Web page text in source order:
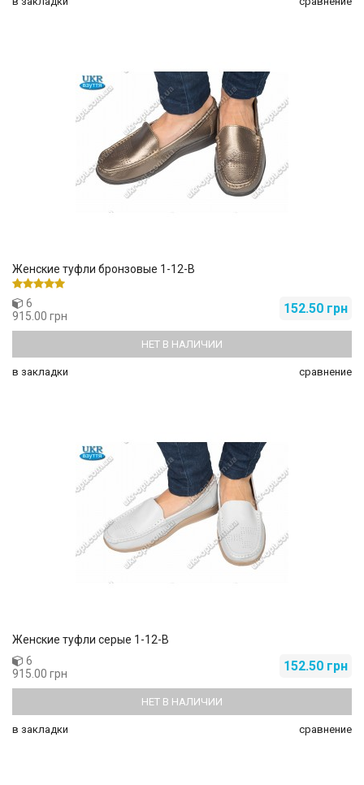
Женские туфли бронзовые 1-12-В
152.50 грн
6
915.00 грн
НЕТ В НАЛИЧИИ
в закладки сравнение
Женские туфли серые 1-12-В
152.50 грн
6
915.00 грн
НЕТ В НАЛИЧИИ
в закладки сравнение